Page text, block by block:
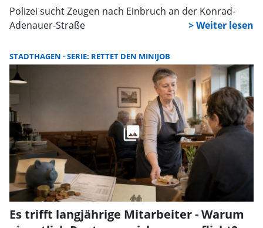
Polizei sucht Zeugen nach Einbruch an der Konrad-
Adenauer-Straße
STADTHAGEN SERIE: RETTET DEN MINIJOB
Es trifft langjährige Mitarbeiter - Warum